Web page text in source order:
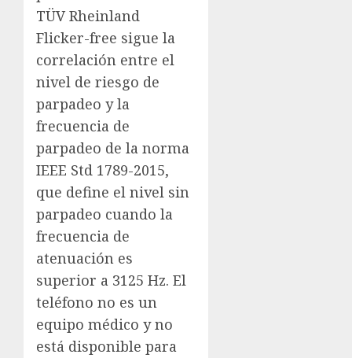
TÜV Rheinland
Flicker-free sigue la
correlación entre el
nivel de riesgo de
parpadeo y la
frecuencia de
parpadeo de la norma
IEEE Std 1789-2015,
que define el nivel sin
parpadeo cuando la
frecuencia de
atenuación es
superior a 3125 Hz. El
teléfono no es un
equipo médico y no
está disponible para